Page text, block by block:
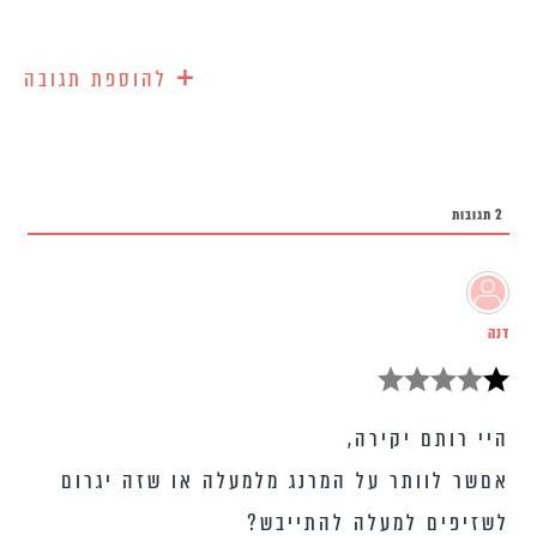
+ להוספת תגובה
2 תגובות
דנה
היי רותם יקירה,
אםשר לוותר על המרנג מלמעלה או שזה יגרום
לשזיפים למעלה להתייבש?